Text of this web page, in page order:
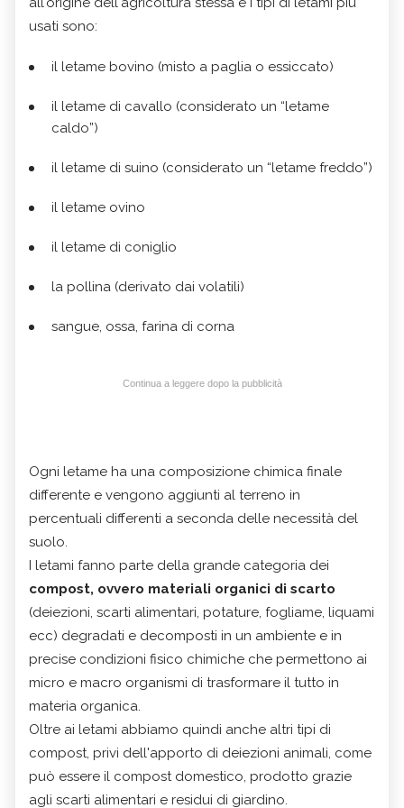
usati sono:
il letame bovino (misto a paglia o essiccato)
il letame di cavallo (considerato un “letame
caldo”)
il letame di suino (considerato un “letame freddo”)
il letame ovino
il letame di coniglio
la pollina (derivato dai volatili)
sangue, ossa, farina di corna
Continua a leggere dopo la pubblicità
Ogni letame ha una composizione chimica finale
differente e vengono aggiunti al terreno in
percentuali differenti a seconda delle necessità del
suolo.
I letami fanno parte della grande categoria dei
compost, ovvero materiali organici di scarto
(deiezioni, scarti alimentari, potature, fogliame, liquami
ecc) degradati e decomposti in un ambiente e in
precise condizioni fisico chimiche che permettono ai
micro e macro organismi di trasformare il tutto in
materia organica.
Oltre ai letami abbiamo quindi anche altri tipi di
compost, privi dell'apporto di deiezioni animali, come
può essere il compost domestico, prodotto grazie
agli scarti alimentari e residui di giardino.